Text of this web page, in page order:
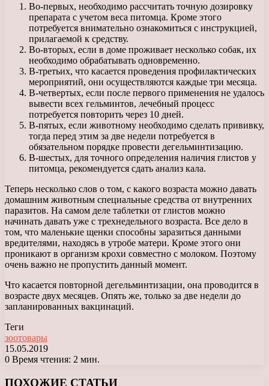
Во-первых, необходимо рассчитать точную дозировку
препарата с учетом веса питомца. Кроме этого
потребуется внимательно ознакомиться с инструкцией,
прилагаемой к средству.
Во-вторых, если в доме проживает несколько собак, их
необходимо обрабатывать одновременно.
В-третьих, что касается проведения профилактических
мероприятий, они осуществляются каждые три месяца.
В-четвертых, если после первого применения не удалось
вывести всех гельминтов, лечебный процесс
потребуется повторить через 10 дней.
В-пятых, если животному необходимо сделать прививку,
тогда перед этим за две недели потребуется в
обязательном порядке провести дегельминтизацию.
В-шестых, для точного определения наличия глистов у
питомца, рекомендуется сдать анализ кала.
Теперь несколько слов о том, с какого возраста можно давать
домашним животным специальные средства от внутренних
паразитов. На самом деле таблетки от глистов можно
начинать давать уже с трехнедельного возраста. Все дело в
том, что маленькие щенки способны заразиться данными
вредителями, находясь в утробе матери. Кроме этого они
проникают в организм крохи совместно с молоком. Поэтому
очень важно не пропустить данный момент.
Что касается повторной дегельминтизации, она проводится в
возрасте двух месяцев. Опять же, только за две недели до
запланированных вакцинаций.
Теги
зоотовары
15.05.2019
0 Время чтения: 2 мин.
ПОХОЖИЕ СТАТЬИ